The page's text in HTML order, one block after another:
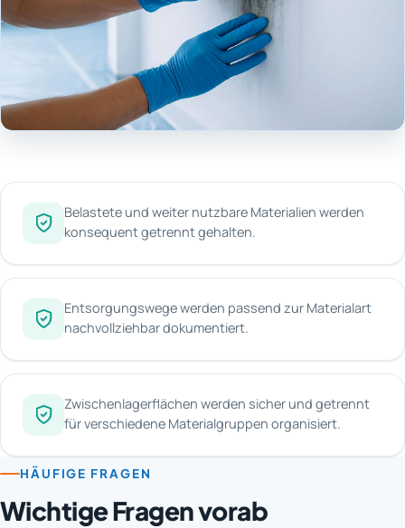
Belastete und weiter nutzbare Materialien werden
konsequent getrennt gehalten.
Entsorgungswege werden passend zur Materialart
nachvollziehbar dokumentiert.
Zwischenlagerflächen werden sicher und getrennt
für verschiedene Materialgruppen organisiert.
HÄUFIGE FRAGEN
Wichtige Fragen vorab